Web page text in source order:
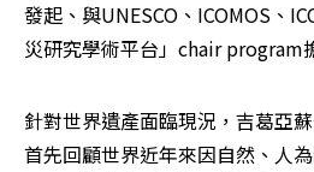
發起、與UNESCO、ICOMOS、
災研究學術平台」chair program
針對世界遺產面臨現況，吉葛亞
首先回顧世界近年來因自然、人